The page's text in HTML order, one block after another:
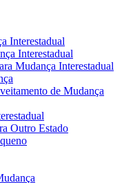
Interestadual
Interestadual
Mudança Interestadual
de Mudança
Outro Estado